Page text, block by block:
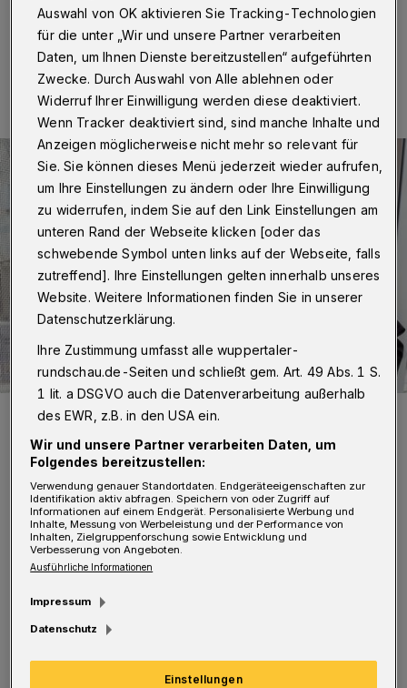
30.05.2025 , 19:00 Uhr Eine Minute Lesezeit
Eckehard Lowisch und seine Engels-Skulptur.
Von Stefan Seitz
D ie Skulptur stellt eine künstlerische
Auseinandersetzung mit dem jungen
Projekts „When robots make art“, das die
Auswahl von OK aktivieren Sie Tracking-Technologien
für die unter „Wir und unsere Partner verarbeiten
Daten, um Ihnen Dienste bereitzustellen“ aufgeführten
Zwecke. Durch Auswahl von Alle ablehnen oder
Widerruf Ihrer Einwilligung werden diese deaktiviert.
Wenn Tracker deaktiviert sind, sind manche Inhalte und
Anzeigen möglicherweise nicht mehr so relevant für
Sie. Sie können dieses Menü jederzeit wieder aufrufen,
um Ihre Einstellungen zu ändern oder Ihre Einwilligung
zu widerrufen, indem Sie auf den Link Einstellungen am
unteren Rand der Webseite klicken [oder das
schwebende Symbol unten links auf der Webseite, falls
zutreffend]. Ihre Einstellungen gelten innerhalb unseres
Website. Weitere Informationen finden Sie in unserer
Datenschutzerklärung.
Ihre Zustimmung umfasst alle wuppertaler-
rundschau.de-Seiten und schließt gem. Art. 49 Abs. 1 S.
1 lit. a DSGVO auch die Datenverarbeitung außerhalb
des EWR, z.B. in den USA ein.
Wir und unsere Partner verarbeiten Daten, um
Folgendes bereitzustellen:
Verwendung genauer Standortdaten. Endgeräteeigenschaften zur
Identifikation aktiv abfragen. Speichern von oder Zugriff auf
Informationen auf einem Endgerät. Personalisierte Werbung und
Inhalte, Messung von Werbeleistung und der Performance von
Inhalten, Zielgruppenforschung sowie Entwicklung und
Verbesserung von Angeboten.
Ausführliche Informationen
Impressum
Datenschutz
Einstellungen